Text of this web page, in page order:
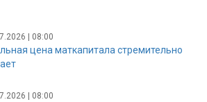
| 08:00
цена маткапитала стремительно
| 08:00